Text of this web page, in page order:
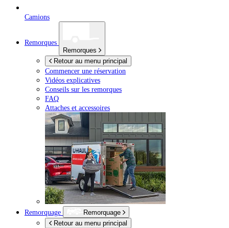
Camions
Remorques
Remorques
Retour au menu principal
Commencer une réservation
Vidéos explicatives
Conseils sur les remorques
FAQ
Attaches et accessoires
Remorquage
Remorquage
Retour au menu principal